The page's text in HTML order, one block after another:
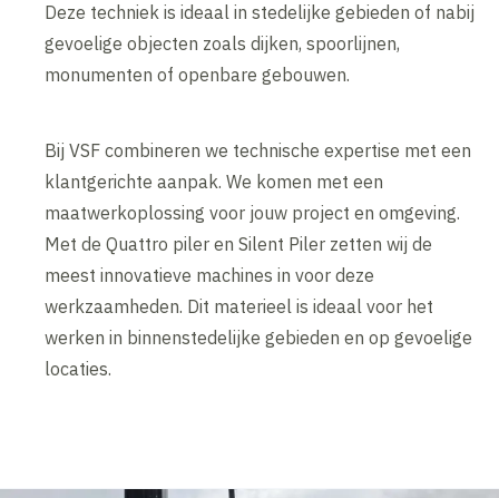
Deze techniek is ideaal in stedelijke gebieden of nabij
gevoelige objecten zoals dijken, spoorlijnen,
monumenten of openbare gebouwen.
Bij VSF combineren we technische expertise met een
klantgerichte aanpak. We komen met een
maatwerkoplossing voor jouw project en omgeving.
Met de Quattro piler en Silent Piler zetten wij de
meest innovatieve machines in voor deze
werkzaamheden. Dit materieel is ideaal voor het
werken in binnenstedelijke gebieden en op gevoelige
locaties.